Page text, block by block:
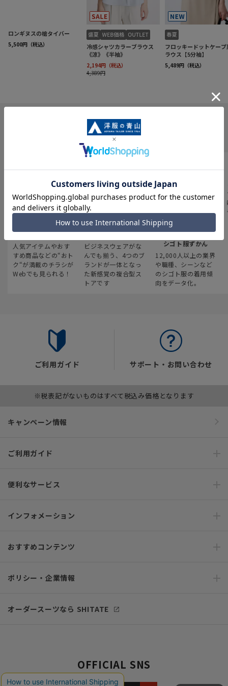
INFORMATION
最新のお買い得情報
人気アイテムやおす
すめ商品などの“おト
ク“が満載のチラシが
Webでも見られる！
スーツスクエア
ビジネスウェアがな
んでも揃う、4つのブ
ランドが一体となっ
た新感覚の複合型ス
トアです
みんなの
シゴト服ずかん
12,000人以上の業界
や職種、シーンなど
のシゴト服の着用傾
向をデータ化。
ご利用ガイド サポート・お問い合わせ
※税表記がないものはすべて税込み価格となります
キャンペーン情報
ご利用ガイド
便利なサービス
インフォメーション
おすすめコンテンツ
ポリシー・企業情報
オーダースーツなら SHITATE
OFFICIAL SNS